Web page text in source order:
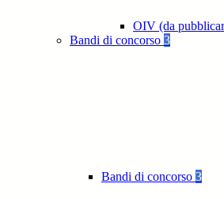
OIV (da
Bandi di concorso 3
Bandi di concorso 3